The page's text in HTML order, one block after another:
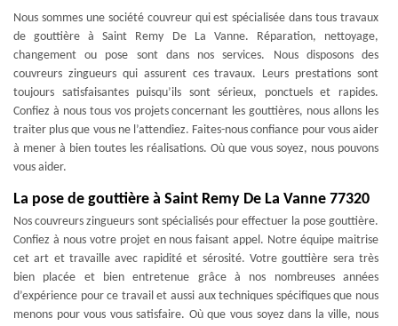
Nous sommes une société couvreur qui est spécialisée dans tous travaux
de gouttière à Saint Remy De La Vanne. Réparation, nettoyage,
changement ou pose sont dans nos services. Nous disposons des
couvreurs zingueurs qui assurent ces travaux. Leurs prestations sont
toujours satisfaisantes puisqu’ils sont sérieux, ponctuels et rapides.
Confiez à nous tous vos projets concernant les gouttières, nous allons les
traiter plus que vous ne l’attendiez. Faites-nous confiance pour vous aider
à mener à bien toutes les réalisations. Où que vous soyez, nous pouvons
vous aider.
La pose de gouttière à Saint Remy De La Vanne 77320
Nos couvreurs zingueurs sont spécialisés pour effectuer la pose gouttière.
Confiez à nous votre projet en nous faisant appel. Notre équipe maitrise
cet art et travaille avec rapidité et sérosité. Votre gouttière sera très
bien placée et bien entretenue grâce à nos nombreuses années
d’expérience pour ce travail et aussi aux techniques spécifiques que nous
menons pour vous vous satisfaire. Où que vous soyez dans la ville, nous